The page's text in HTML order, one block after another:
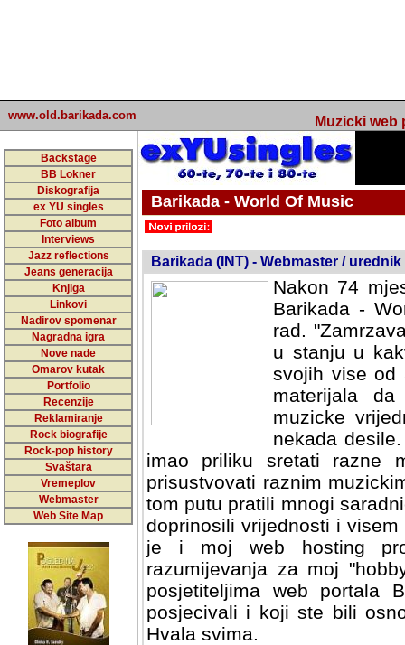
www.old.barikada.com Muzicki web
Backstage
BB Lokner
Diskografija
ex YU singles
Foto album
Interviews
Jazz reflections
Jeans generacija
Knjiga
Linkovi
Nadirov spomenar
Nagradna igra
Nove nade
Omarov kutak
Portfolio
Recenzije
Reklamiranje
Rock biografije
Rock-pop history
Svaštara
Vremeplov
Webmaster
Web Site Map
Barikada - World Of Music
Barikada (INT) - Webmaster / urednik
Nakon 74
Barikada -
rad.
u stanju u
svojih vise od
materijala
muzicke
nekada
imao priliku sretati razne
prisustvovati raznim
tom putu pratili mnogi
doprinosili vrijednosti i
je i moj web hosting
razumijevanja za moj
posjetiteljima web portala
posjecivali i koji ste bili
Hvala svima.